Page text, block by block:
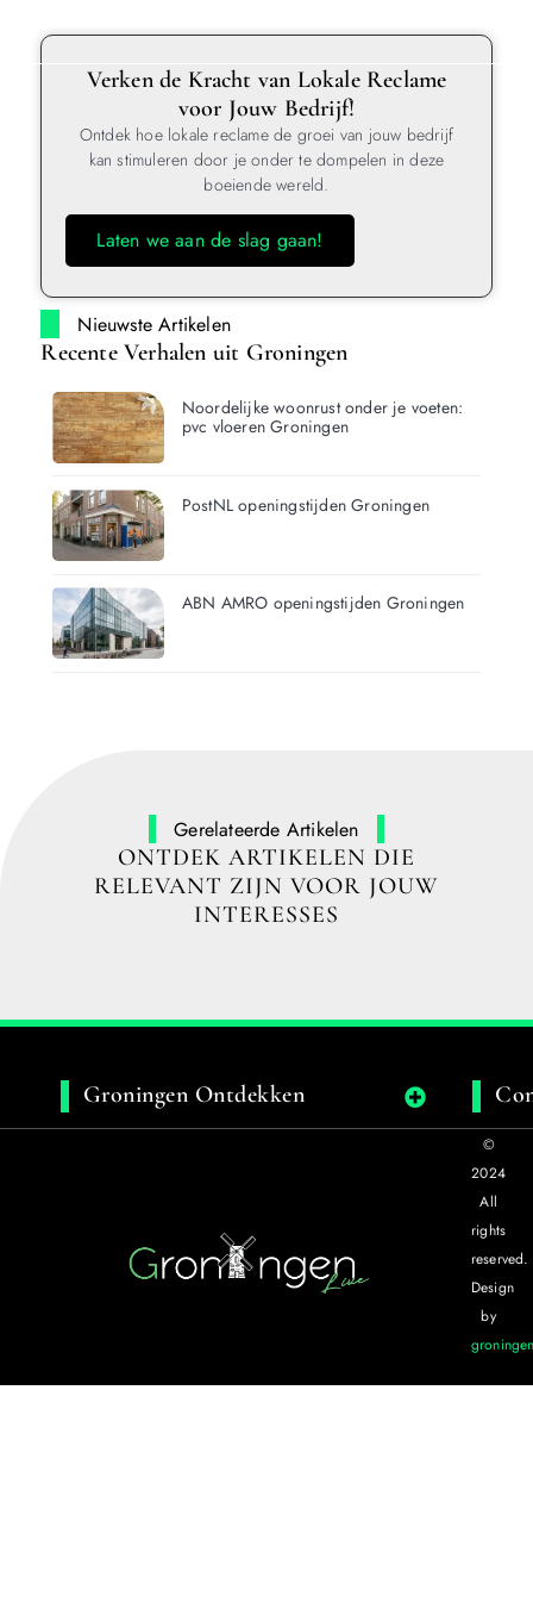
Verken de Kracht van Lokale Reclame
voor Jouw Bedrijf!
Ontdek hoe lokale reclame de groei van jouw bedrijf
kan stimuleren door je onder te dompelen in deze
boeiende wereld.
Laten we aan de slag gaan!
Nieuwste Artikelen
Recente Verhalen uit Groningen
Noordelijke woonrust onder je voeten:
pvc vloeren Groningen
PostNL openingstijden Groningen
ABN AMRO openingstijden Groningen
Gerelateerde Artikelen
ONTDEK ARTIKELEN DIE
RELEVANT ZIJN VOOR JOUW
INTERESSES
Groningen Ontdekken
©
2024
All
rights
reserved.
Design
by